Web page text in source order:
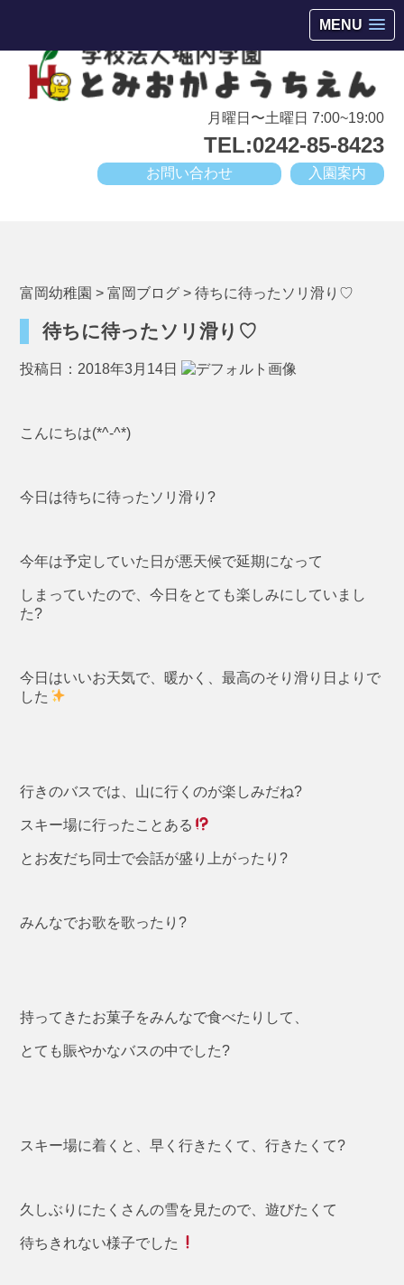
MENU
月曜日〜土曜日 7:00~19:00
TEL:0242-85-8423
入園案内
お問い合わせ
富岡幼稚園 >富岡ブログ >待ちに待ったソリ滑り♡
待ちに待ったソリ滑り♡
投稿日：2018年3月14日
こんにちは(*^-^*)
今日は待ちに待ったソリ滑り?
今年は予定していた日が悪天候で延期になって
しまっていたので、今日をとても楽しみにしていまし
た?
今日はいいお天気で、暖かく、最高のそり滑り日よりで
した
行きのバスでは、山に行くのが楽しみだね?
スキー場に行ったことある
とお友だち同士で会話が盛り上がったり?
みんなでお歌を歌ったり?
持ってきたお菓子をみんなで食べたりして、
とても賑やかなバスの中でした?
スキー場に着くと、早く行きたくて、行きたくて?
久しぶりにたくさんの雪を見たので、遊びたくて
待ちきれない様子でした